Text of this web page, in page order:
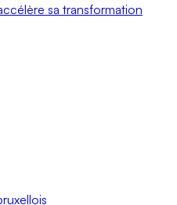
sa transformation